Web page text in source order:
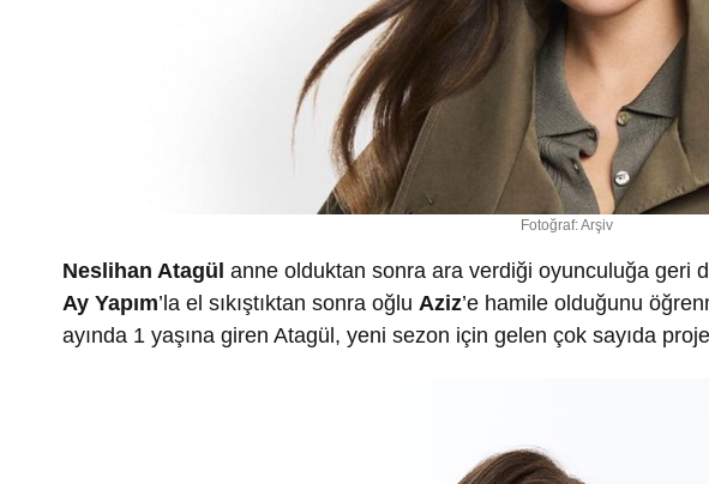
Fotoğraf: Arşiv
Neslihan Atagül anne olduktan sonra ara verdiği oyunculuğa geri
Ay Yapım’la el sıkıştıktan sonra oğlu Aziz’e hamile olduğunu
ayında 1 yaşına giren Atagül, yeni sezon için gelen çok sayıda